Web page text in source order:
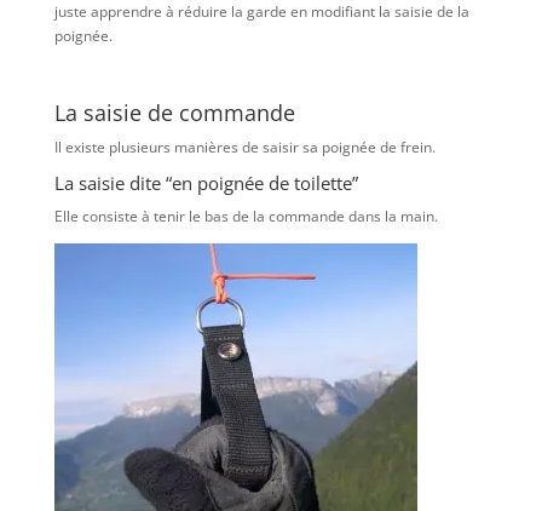
juste apprendre à réduire la garde en modifiant la saisie de la
poignée.
La saisie de commande
Il existe plusieurs manières de saisir sa poignée de frein.
La saisie dite “en poignée de toilette”
Elle consiste à tenir le bas de la commande dans la main.